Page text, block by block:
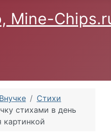
Внучке
Стихи
стихами в день
картинкой